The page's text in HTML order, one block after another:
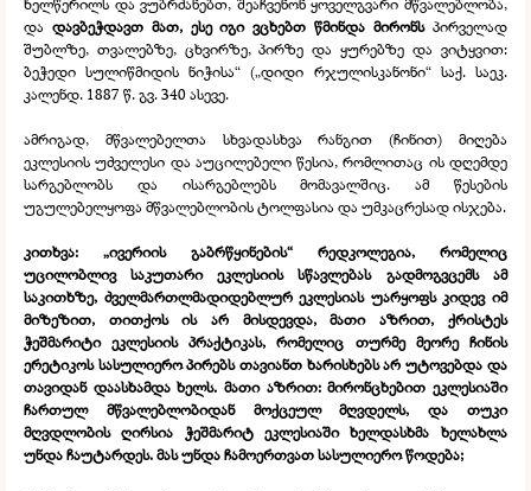
და დავბეჭდავთ მათ, ესე იგი ვცხებთ წმინდა მირონს პირველად
შუბლზე, თვალებზე, ცხვირზე, პირზე და ყურებზე და ვიტყვით:
ბეჭედი სულიწმიდის ნიჭისა“ („დიდი რჯულისკანონი“ საქ. საეკ.
კალენდ. 1887 წ. გვ. 340 ასევე.
ამრიგად, მწვალებელთა სხვადასხვა რანგით (ჩინით) მიღება
ეკლესიის უძველესი და აუცილებელი წესია, რომლითაც ის დღემდე
სარგებლობს და ისარგებლებს მომავალშიც. ამ წესების
უგულებელყოფა მწვალებლობის ტოლფასია და უმკაცრესად ისჯება.
კითხვა: „ივერიის გაბრწყინების“ რედკოლეგია, რომელიც
უცილობლივ საკუთარი ეკლესიის სწავლებას გადმოგვცემს ამ
საკითხზე, ძველმართლმადიდებლურ ეკლესიას უარყოფს კიდევ იმ
მიზეზით, თითქოს ის არ მისდევდა, მათი აზრით, ქრისტეს
ჭეშმარიტი ეკლესიის პრაქტიკას, რომელიც თურმე მეორე ჩინის
ერეტიკოს სასულიერო პირებს თავიანთ ხარისხებს არ უტოვებდა და
თავიდან დაასხამდა ხელს. მათი აზრით: მირონცხებით ეკლესიაში
ჩართულ მწვალებლობიდან მოქცეულ მღვდელს, და თუკი
მღვდლობის ღირსია ჭეშმარიტ ეკლესიაში ხელდასხმა ხელახლა
უნდა ჩაუტარდეს. მას უნდა ჩამოერთვათ სასულიერო წოდება;